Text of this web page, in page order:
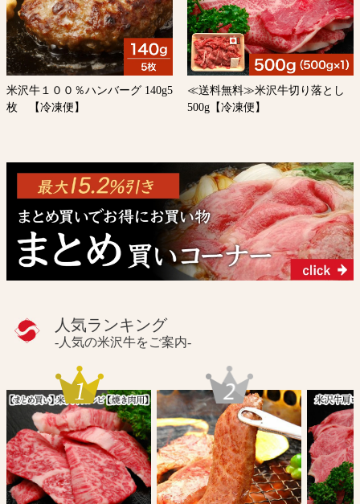
米沢牛１００％ハンバーグ 140g5
枚 【冷凍便】
≪送料無料≫米沢牛切り落とし
500g【冷凍便】
人気ランキング
-人気の米沢牛をご案内-